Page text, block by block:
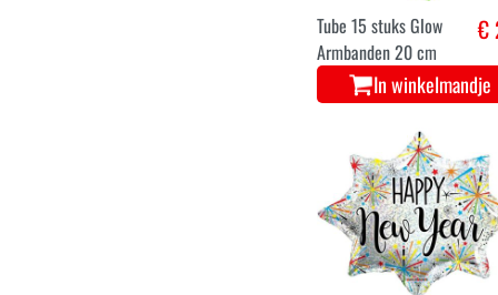
Tube 15 stuks Glow
Armbanden 20 cm
€
In winkelmandje